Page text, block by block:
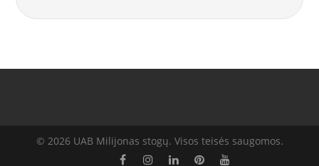
© 2026 UAB Milijonas stogų. Visos teisės saugomos.